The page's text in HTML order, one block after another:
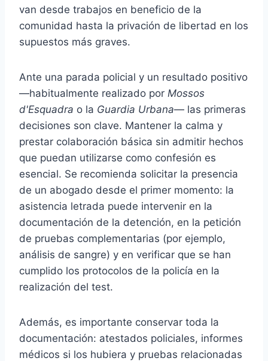
van desde trabajos en beneficio de la
comunidad hasta la privación de libertad en los
supuestos más graves.
Ante una parada policial y un resultado positivo
—habitualmente realizado por Mossos
d'Esquadra o la Guardia Urbana— las primeras
decisiones son clave. Mantener la calma y
prestar colaboración básica sin admitir hechos
que puedan utilizarse como confesión es
esencial. Se recomienda solicitar la presencia
de un abogado desde el primer momento: la
asistencia letrada puede intervenir en la
documentación de la detención, en la petición
de pruebas complementarias (por ejemplo,
análisis de sangre) y en verificar que se han
cumplido los protocolos de la policía en la
realización del test.
Además, es importante conservar toda la
documentación: atestados policiales, informes
médicos si los hubiera y pruebas relacionadas